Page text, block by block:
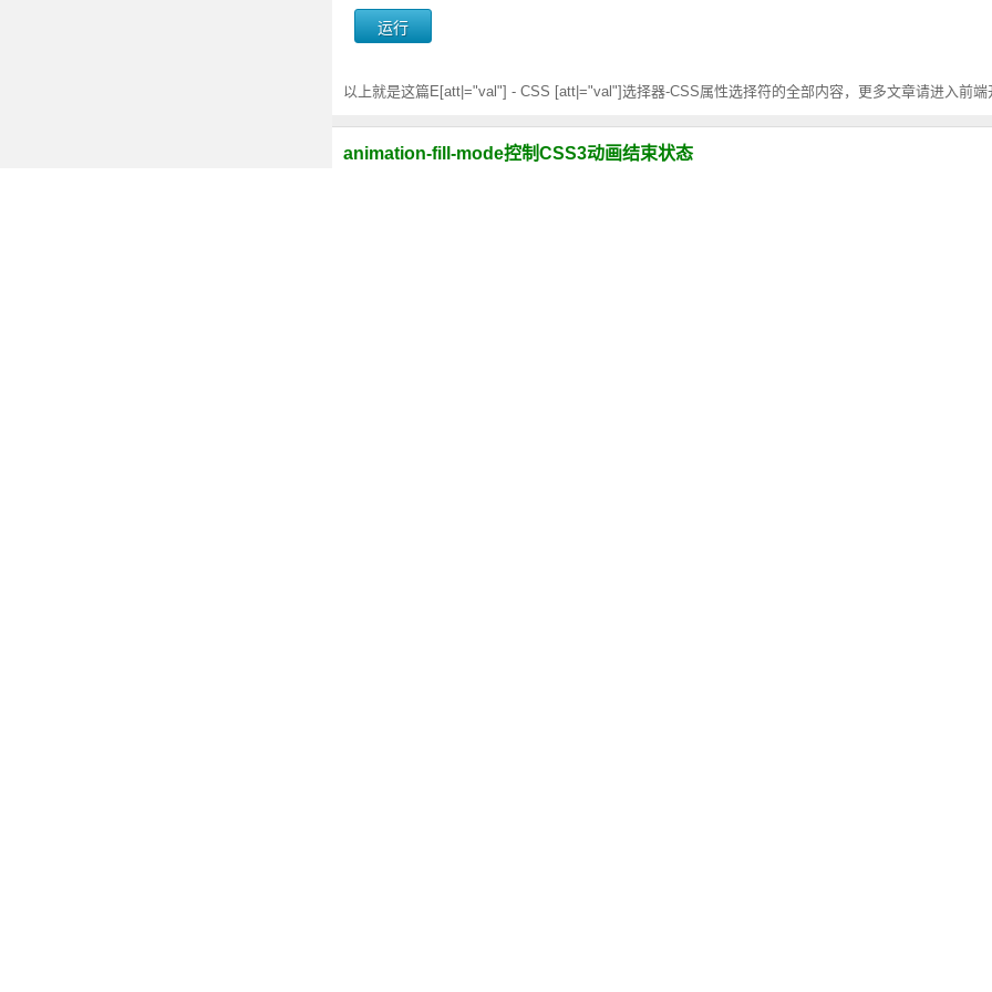
以上就是这篇E[att|="val"] - CSS [att|="val"]选择器-CSS属性选择符的全部内容，更多文章请进入前端
animation-fill-mode控制CSS3动画结束状态